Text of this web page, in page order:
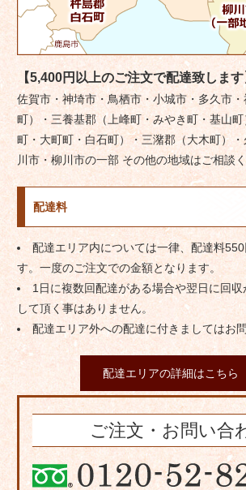
【5,400円以上のご注文で配達致します
佐賀市・神埼市・鳥栖市・小城市・多久市
町）・三養基郡（上峰町・みやき町・基山
町・大町町・白石町）・三潴郡（大木町）
川市・柳川市の一部 その他の地域はご相談
配達料
配達エリア内については一律、配達料
す。一度のご注文での金額となります。
1日に複数回配達がある場合や翌日に回
して頂く事はありません。
配達エリア外への配達に付きましてはお
配達エリアの詳細はこちら
ご注文・お問い合